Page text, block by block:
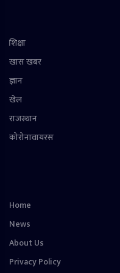
शिक्षा
खास खबर
ज्ञान
खेल
राजस्थान
कोरोनावायरस
Home
News
About Us
Privacy Policy